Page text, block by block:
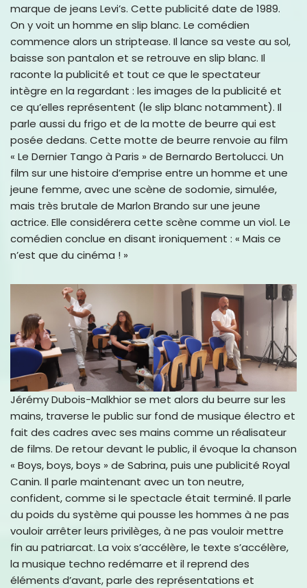
marque de jeans Levi’s. Cette publicité date de 1989.
On y voit un homme en slip blanc. Le comédien
commence alors un striptease. Il lance sa veste au sol,
baisse son pantalon et se retrouve en slip blanc. Il
raconte la publicité et tout ce que le spectateur
intègre en la regardant : les images de la publicité et
ce qu’elles représentent (le slip blanc notamment). Il
parle aussi du frigo et de la motte de beurre qui est
posée dedans. Cette motte de beurre renvoie au film
« Le Dernier Tango à Paris » de Bernardo Bertolucci. Un
film sur une histoire d’emprise entre un homme et une
jeune femme, avec une scène de sodomie, simulée,
mais très brutale de Marlon Brando sur une jeune
actrice. Elle considérera cette scène comme un viol. Le
comédien conclue en disant ironiquement : « Mais ce
n’est que du cinéma ! »
Jérémy Dubois-Malkhior se met alors du beurre sur les
mains, traverse le public sur fond de musique électro et
fait des cadres avec ses mains comme un réalisateur
de films. De retour devant le public, il évoque la chanson
« Boys, boys, boys » de Sabrina, puis une publicité Royal
Canin. Il parle maintenant avec un ton neutre,
confident, comme si le spectacle était terminé. Il parle
du poids du système qui pousse les hommes à ne pas
vouloir arrêter leurs privilèges, à ne pas vouloir mettre
fin au patriarcat. La voix s’accélère, le texte s’accélère,
la musique techno redémarre et il reprend des
éléments d’avant, parle des représentations et